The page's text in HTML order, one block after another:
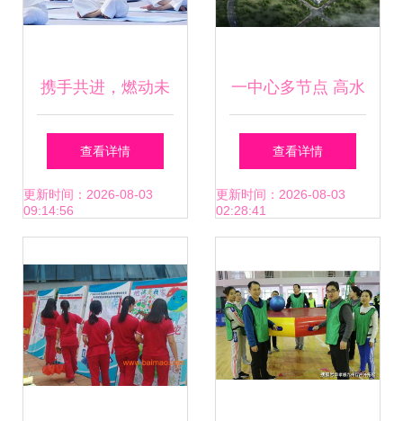
携手共进，燃动未
来——惠州合宝宝
马助力惠州企业运
查看详情
更新时间：2026-08-03
09:14:56
一中心多节点 高水
平打造粤港澳大湾
区肇庆怀集绿色农
查看详情
更新时间：2026-08-03
02:28:41